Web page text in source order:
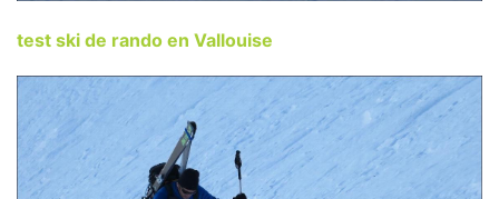
test ski de rando en Vallouise